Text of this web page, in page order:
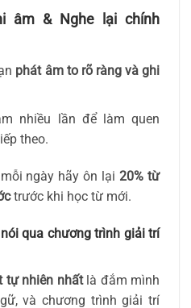
âm & Nghe lại chính
phát âm to rõ ràng và ghi
nhiều lần để làm quen
theo.
ngày hãy ôn lại20% từ
trước khi học từ mới.
qua chương trình giải trí
tự nhiên nhấtlà đắm mình
và chương trình giải trí